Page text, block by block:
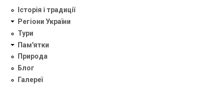
Історія і традиції
Регіони України
Тури
Пам'ятки
Природа
Блог
Галереї